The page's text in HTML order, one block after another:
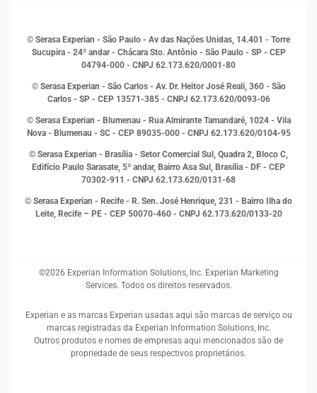
Inovação e Tecnologia
Leis e impostos
Marketing
Open Finance
Proteção de Dados
Sustentabilidade Corporativa
© Serasa Experian - São Paulo - Av das Nações Unidas, 14.401 - Torre
Sucupira - 24º andar - Chácara Sto. Antônio - São Paulo - SP - CEP
04794-000 - CNPJ 62.173.620/0001-80
© Serasa Experian - São Carlos - Av. Dr. Heitor José Reali, 360 - São
Carlos - SP - CEP 13571-385 - CNPJ 62.173.620/0093-06
© Serasa Experian - Blumenau - Rua Almirante Tamandaré, 1024 - Vila
Nova - Blumenau - SC - CEP 89035-000 - CNPJ 62.173.620/0104-95
© Serasa Experian - Brasília - Setor Comercial Sul, Quadra 2, Bloco C,
Edifício Paulo Sarasate, 5º andar, Bairro Asa Sul, Brasília - DF - CEP
70302-911 - CNPJ 62.173.620/0131-68
© Serasa Experian - Recife - R. Sen. José Henrique, 231 - Bairro Ilha do
Leite, Recife – PE - CEP 50070-460 - CNPJ 62.173.620/0133-20
©2026 Experian Information Solutions, Inc. Experian Marketing
Services. Todos os direitos reservados.
Experian e as marcas Experian usadas aqui são marcas de serviço ou
marcas registradas da Experian Information Solutions, Inc.
Outros produtos e nomes de empresas aqui mencionados são de
propriedade de seus respectivos proprietários.